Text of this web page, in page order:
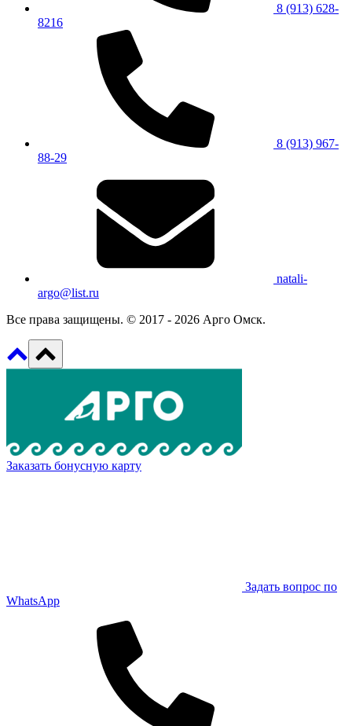
8 (913) 628-
8216
8 (913) 967-
88-29
natali-
argo@list.ru
Все права защищены. © 2017 - 2026 Арго Омск.
Заказать бонусную карту
Задать вопрос по
WhatsApp